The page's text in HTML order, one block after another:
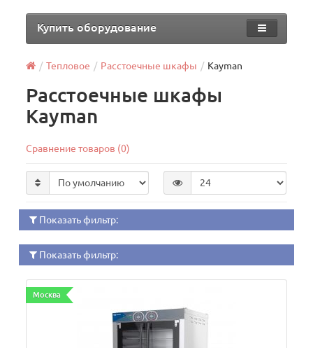
Купить оборудование
Тепловое Расстоечные шкафы Kayman
Расстоечные шкафы
Kayman
Сравнение товаров (0)
Показать фильтр:
Показать фильтр:
Москва